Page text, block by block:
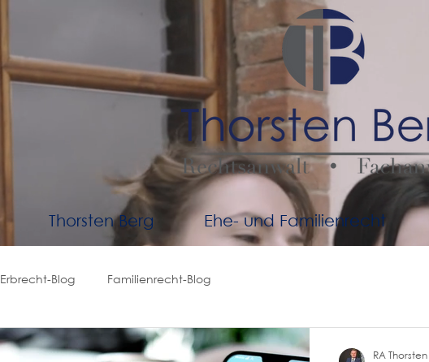
Thorsten Berg Ehe- und Familienrecht
Erbrecht-Blog Familienrecht-Blog
RA